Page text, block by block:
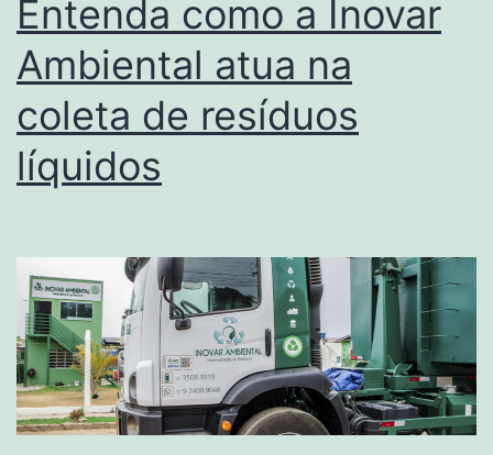
Entenda como a Inovar
Ambiental atua na
coleta de resíduos
líquidos